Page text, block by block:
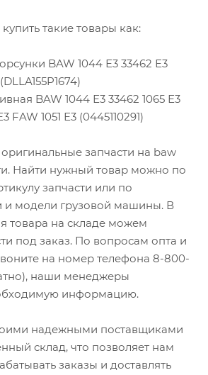
такие товары как:
BAW 1044 Е3 33462 Е3
BAW 1044 Е3 33462 1065 Е3
FAW 1051 Е3 (0445110291)
запчасти на baw
Найти нужный товар можно по
запчасти или по
и модели грузовой машины. В
товара на складе можем
под заказ. По вопросам опта и
на номер телефона 8-800-
наши менеджеры
информацию.
надежными поставщиками
склад, что позволяет нам
заказы и доставлять